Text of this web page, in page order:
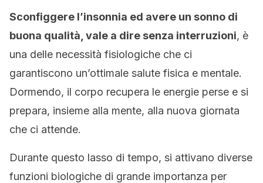
Sconfiggere l’insonnia ed avere un sonno di
buona qualità, vale a dire senza interruzioni, è
una delle necessità fisiologiche che ci
garantiscono un’ottimale salute fisica e mentale.
Dormendo, il corpo recupera le energie perse e si
prepara, insieme alla mente, alla nuova giornata
che ci attende.
Durante questo lasso di tempo, si attivano diverse
funzioni biologiche di grande importanza per